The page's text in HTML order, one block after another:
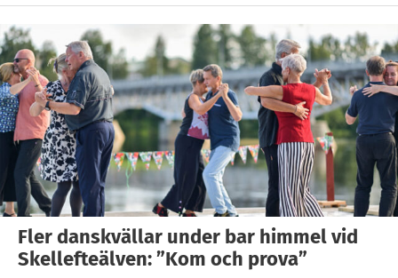
Fler danskvällar under bar himmel vid
Skellefteälven: ”Kom och prova”